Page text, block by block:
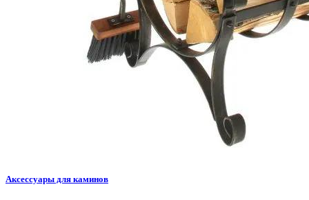
Аксессуары для каминов